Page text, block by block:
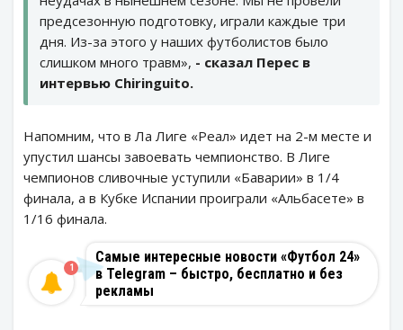
предсезонную подготовку, играли каждые три
дня. Из-за этого у наших футболистов было
слишком много травм», - сказал Перес в
интервью Chiringuito.
Напомним, что в Ла Лиге «Реал» идет на 2-м месте и
упустил шансы завоевать чемпионство. В Лиге
чемпионов сливочные уступили «Баварии» в 1/4
финала, а в Кубке Испании проиграли «Альбасете» в
1/16 финала.
Самые интересные новости «Футбол 24»
в Telegram – быстро, бесплатно и без
рекламы
1